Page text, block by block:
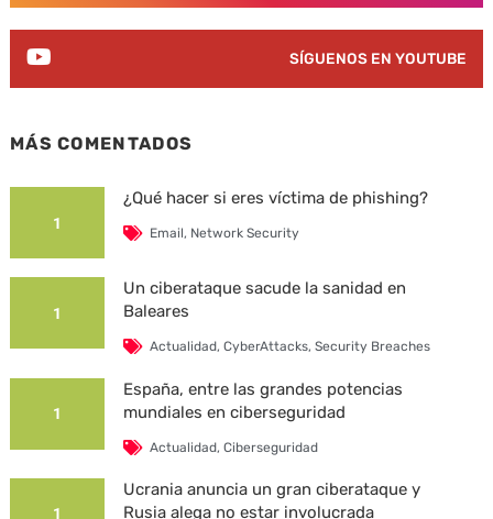
SÍGUENOS EN YOUTUBE
MÁS COMENTADOS
1
¿Qué hacer si eres víctima de phishing?
Email, Network Security
1
Un ciberataque sacude la sanidad en
Baleares
Actualidad,CyberAttacks,Security Breaches
1
España, entre las grandes potencias
mundiales en ciberseguridad
Actualidad,Ciberseguridad
1
Ucrania anuncia un gran ciberataque y
Rusia alega no estar involucrada